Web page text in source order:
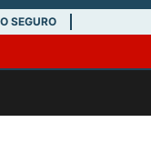
SEGURO